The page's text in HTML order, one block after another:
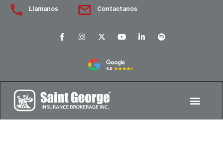
Llamanos Contactanos